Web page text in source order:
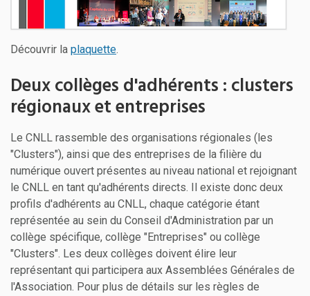
Découvrir la plaquette.
Deux collèges d'adhérents : clusters
régionaux et entreprises
Le CNLL rassemble des organisations régionales (les
"Clusters"), ainsi que des entreprises de la filière du
numérique ouvert présentes au niveau national et rejoignant
le CNLL en tant qu'adhérents directs. Il existe donc deux
profils d'adhérents au CNLL, chaque catégorie étant
représentée au sein du Conseil d'Administration par un
collège spécifique, collège "Entreprises" ou collège
"Clusters". Les deux collèges doivent élire leur
représentant qui participera aux Assemblées Générales de
l'Association. Pour plus de détails sur les règles de